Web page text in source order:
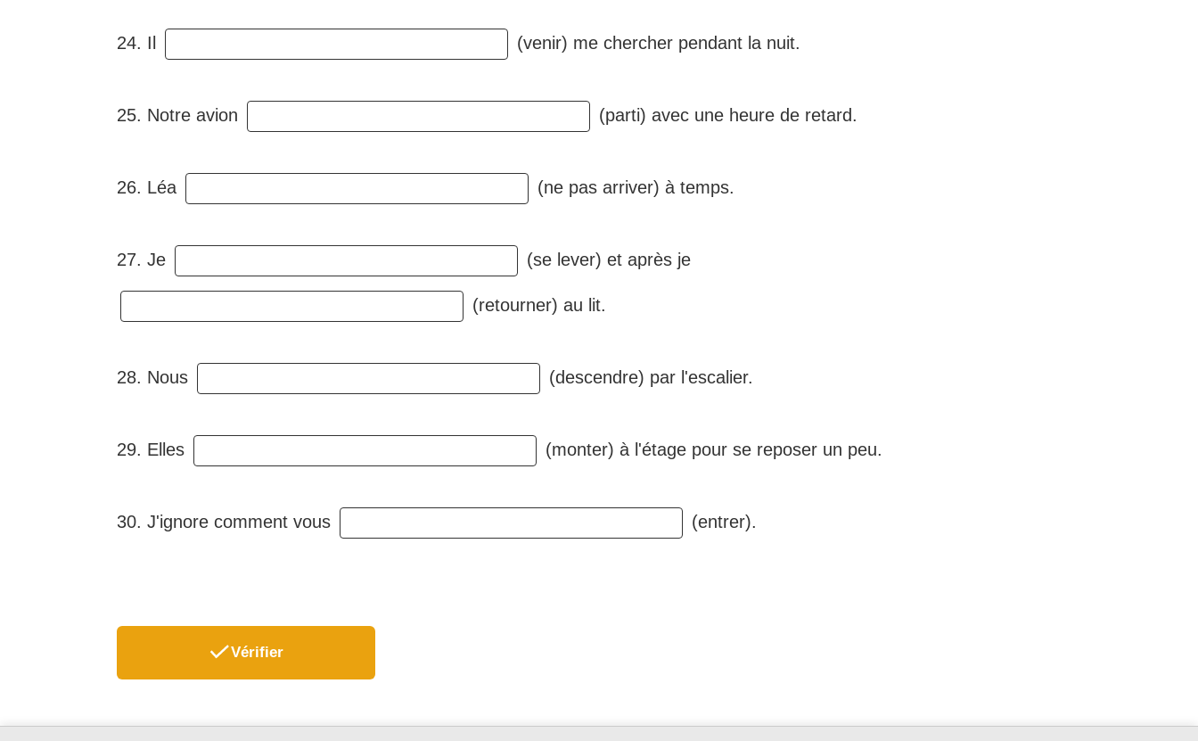
24. Il (venir) me chercher pendant la nuit.
25. Notre avion (parti) avec une heure de retard.
26. Léa (ne pas arriver) à temps.
27. Je (se lever) et après je
(retourner) au lit.
28. Nous (descendre) par l'escalier.
29. Elles (monter) à l'étage pour se reposer un peu.
30. J'ignore comment vous (entrer).
Vérifier